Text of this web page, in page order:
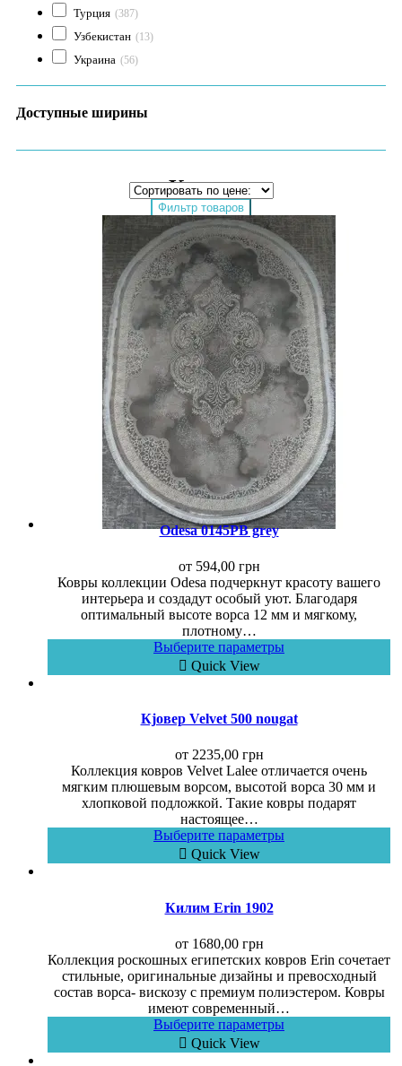
Турция (387)
Узбекистан (13)
Украина (56)
Доступные ширины
Ковры
Фильтр товаров
Odesa 0145PB grey
от 594,00 грн
Ковры коллекции Odesa подчеркнут красоту вашего
интерьера и создадут особый уют. Благодаря
оптимальный высоте ворса 12 мм и мягкому,
плотному…
Выберите параметры
Quick View
Кjовер Velvet 500 nougat
от 2235,00 грн
Коллекция ковров Velvet Lalee отличается очень
мягким плюшевым ворсом, высотой ворса 30 мм и
хлопковой подложкой. Такие ковры подарят
настоящее…
Выберите параметры
Quick View
Килим Erin 1902
от 1680,00 грн
Коллекция роскошных египетских ковров Erin сочетает
стильные, оригинальные дизайны и превосходный
состав ворса- вискозу с премиум полиэстером. Ковры
имеют современный…
Выберите параметры
Quick View